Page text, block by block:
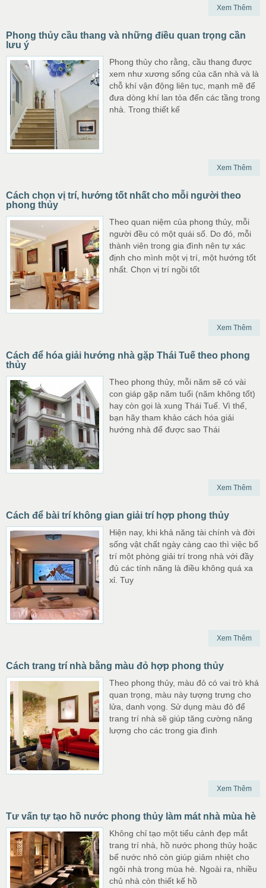
Xem Thêm
Phong thủy cầu thang và những điều quan trọng cần
lưu ý
Phong thủy cho rằng, cầu thang được
xem như xương sống của căn nhà và là
chỗ khí vận động liên tục, mạnh mẽ để
đưa dòng khí lan tỏa đến các tầng trong
nhà. Trong thiết kế
Xem Thêm
Cách chọn vị trí, hướng tốt nhất cho mỗi người theo
phong thủy
Theo quan niệm của phong thủy, mỗi
người đều có một quái số. Do đó, mỗi
thành viên trong gia đình nên tự xác
định cho mình một vị trí, một hướng tốt
nhất. Chọn vị trí ngồi tốt
Xem Thêm
Cách để hóa giải hướng nhà gặp Thái Tuế theo phong
thủy
Theo phong thủy, mỗi năm sẽ có vài
con giáp gặp năm tuổi (năm không tốt)
hay còn gọi là xung Thái Tuế. Vì thế,
bạn hãy tham khảo cách hóa giải
hướng nhà để được sao Thái
Xem Thêm
Cách để bài trí không gian giải trí hợp phong thủy
Hiện nay, khi khả năng tài chính và đời
sống vật chất ngày càng cao thì việc bố
trí một phòng giải trí trong nhà với đầy
đủ các tính năng là điều không quá xa
xỉ. Tuy
Xem Thêm
Cách trang trí nhà bằng màu đỏ hợp phong thủy
Theo phong thủy, màu đỏ có vai trò khá
quan trọng, màu này tượng trưng cho
lửa, danh vọng. Sử dụng màu đỏ để
trang trí nhà sẽ giúp tăng cường năng
lượng cho các trong gia đình
Xem Thêm
Tư vấn tự tạo hồ nước phong thủy làm mát nhà mùa hè
Không chỉ tạo một tiểu cảnh đẹp mắt
trang trí nhà, hồ nước phong thủy hoặc
bể nước nhỏ còn giúp giảm nhiệt cho
ngôi nhà trong mùa hè. Ngoài ra, nhiều
chủ nhà còn thiết kế hồ